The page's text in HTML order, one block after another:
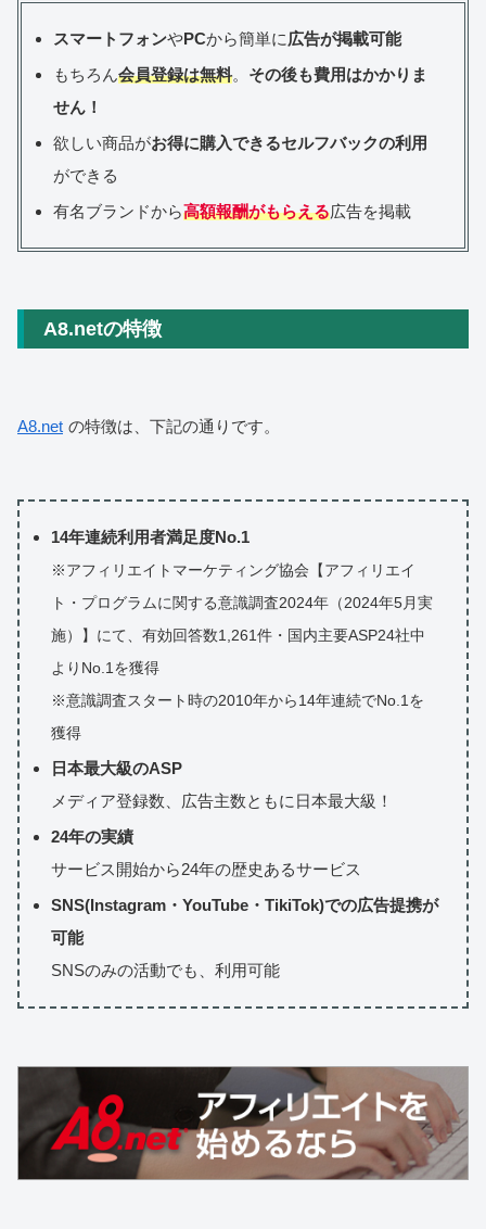
スマートフォンやPCから簡単に広告が掲載可能
もちろん会員登録は無料。 その後も費用はかかりま
せん！
欲しい商品がお得に購入できるセルフバックの利用
ができる
有名ブランドから高額報酬がもらえる広告を掲載
A8.netの特徴
A8.net の特徴は、下記の通りです。
14年連続利用者満足度No.1
※アフィリエイトマーケティング協会【アフィリエイ
ト・プログラムに関する意識調査2024年（2024年5月実
施）】にて、有効回答数1,261件・国内主要ASP24社中
よりNo.1を獲得
※意識調査スタート時の2010年から14年連続でNo.1を
獲得
日本最大級のASP
メディア登録数、広告主数ともに日本最大級！
24年の実績
サービス開始から24年の歴史あるサービス
SNS(Instagram・YouTube・TikiTok)での広告提携が
可能
SNSのみの活動でも、利用可能